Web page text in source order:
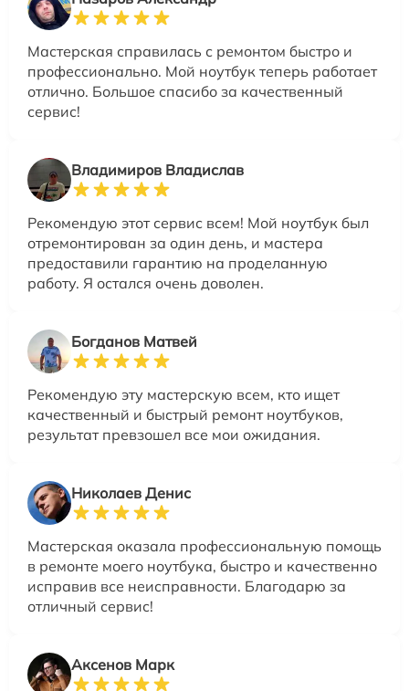
Мастерская справилась с ремонтом быстро и
профессионально. Мой ноутбук теперь работает
отлично. Большое спасибо за качественный
сервис!
Владимиров Владислав
Рекомендую этот сервис всем! Мой ноутбук был
отремонтирован за один день, и мастера
предоставили гарантию на проделанную
работу. Я остался очень доволен.
Богданов Матвей
Рекомендую эту мастерскую всем, кто ищет
качественный и быстрый ремонт ноутбуков,
результат превзошел все мои ожидания.
Николаев Денис
Мастерская оказала профессиональную помощь
в ремонте моего ноутбука, быстро и качественно
исправив все неисправности. Благодарю за
отличный сервис!
Аксенов Марк